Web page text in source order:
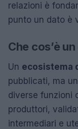
relazioni è
punto un dato è
Che cos’è
Un ecosistema
pubblicati, ma
diverse funzioni
produttori,
intermediari e